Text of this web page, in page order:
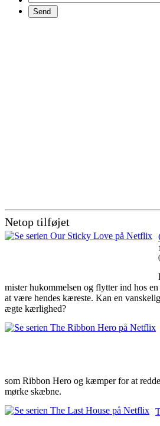
Netop tilføjet
mister hukommelsen og flytter ind hos
at være hendes kæreste. Kan en
ægte kærlighed?
som Ribbon Hero og kæmper for at
mørke skæbne.